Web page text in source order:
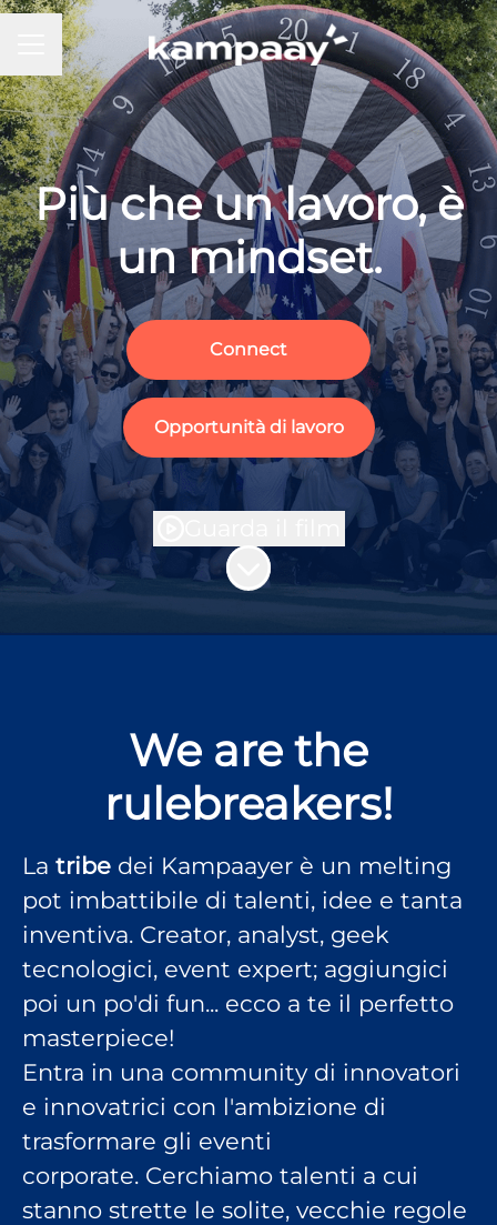
MENU CARRIERA
Più che un lavoro, è
un mindset.
Connect
Opportunità di lavoro
Scorri il contenuto
We are the
rulebreakers!
La tribe dei Kampaayer è un melting
pot imbattibile di talenti, idee e tanta
inventiva. Creator, analyst, geek
tecnologici, event expert; aggiungici
poi un po'di fun... ecco a te il perfetto
masterpiece!
Entra in una community di innovatori
e innovatrici con l'ambizione di
trasformare gli eventi
corporate. Cerchiamo talenti a cui
stanno strette le solite, vecchie regole